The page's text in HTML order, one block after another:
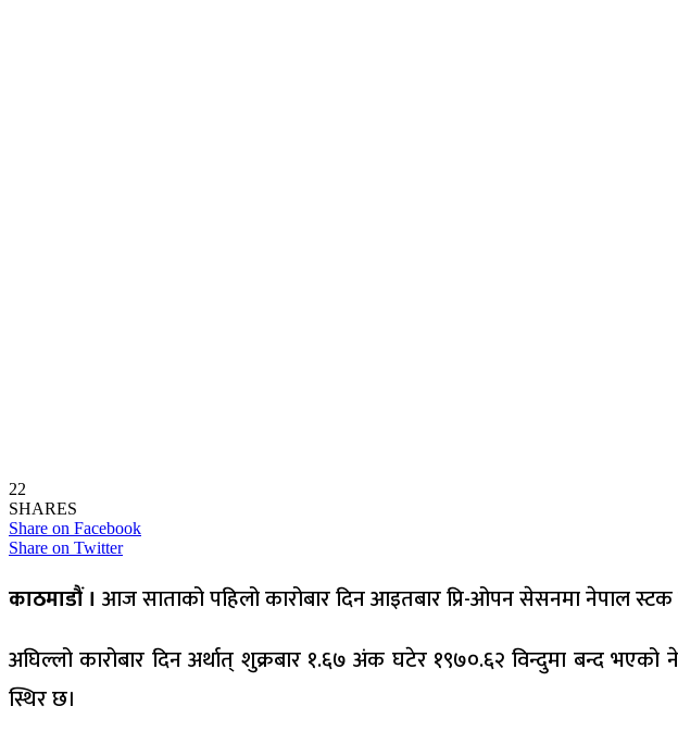
22
SHARES
Share on Facebook
Share on Twitter
काठमाडौं । आज साताको पहिलो कारोबार दिन आइतबार प्रि-ओपन सेसनमा नेपाल
अघिल्लो कारोबार दिन अर्थात् शुक्रबार १.६७ अंक घटेर १९७०.६२ विन्दुमा बन्द
स्थिर छ।